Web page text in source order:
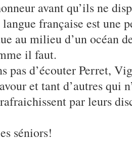
avant qu’ils ne
française est une
au milieu d’un océan
il faut.
pas d’écouter Perret,
et tant d’autres qui
par leurs
séniors!